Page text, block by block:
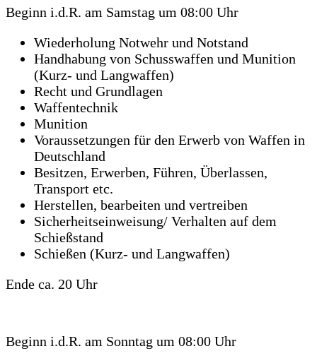
Beginn i.d.R. am Samstag um 08:00 Uhr
Wiederholung Notwehr und Notstand
Handhabung von Schusswaffen und Munition
(Kurz- und Langwaffen)
Recht und Grundlagen
Waffentechnik
Munition
Voraussetzungen für den Erwerb von Waffen in
Deutschland
Besitzen, Erwerben, Führen, Überlassen,
Transport etc.
Herstellen, bearbeiten und vertreiben
Sicherheitseinweisung/ Verhalten auf dem
Schießstand
Schießen (Kurz- und Langwaffen)
Ende ca. 20 Uhr
Beginn i.d.R. am Sonntag um 08:00 Uhr